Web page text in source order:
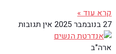
קרא עוד »
27 בנובמבר 2025
אין תגובות
ארה"ב